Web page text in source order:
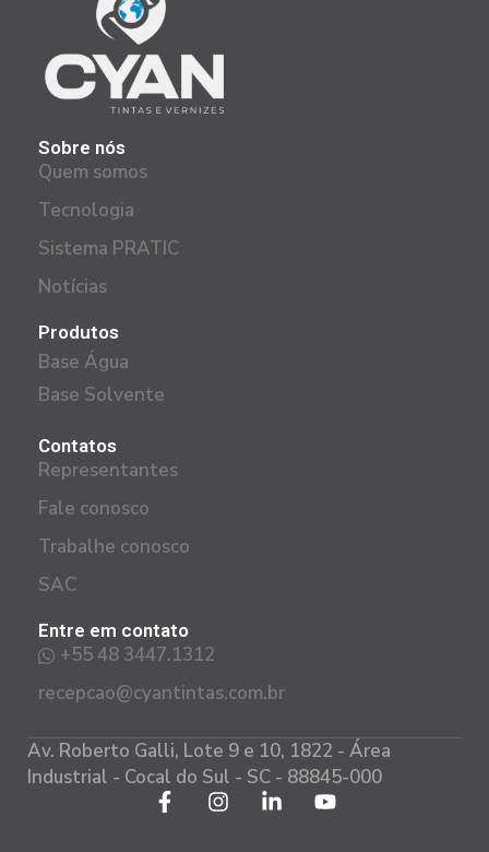
Sobre nós
Quem somos
Tecnologia
Sistema PRATIC
Notícias
Produtos
Base Água
Base Solvente
Contatos
Representantes
Fale conosco
Trabalhe conosco
SAC
Entre em contato
+55 48 3447.1312
recepcao@cyantintas.com.br
Av. Roberto Galli, Lote 9 e 10, 1822 - Área
Industrial - Cocal do Sul - SC - 88845-000